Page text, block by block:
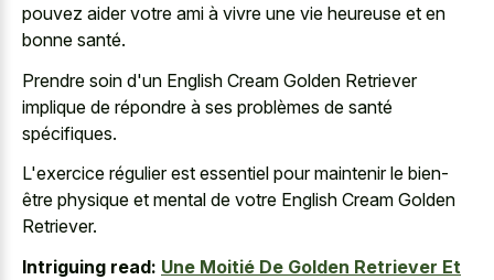
pouvez aider votre ami à vivre une vie heureuse et en
bonne santé.
Prendre soin d'un English Cream Golden Retriever
implique de répondre à ses problèmes de santé
spécifiques.
L'exercice régulier est essentiel pour maintenir le bien-
être physique et mental de votre English Cream Golden
Retriever.
Intriguing read: Une Moitié De Golden Retriever Et